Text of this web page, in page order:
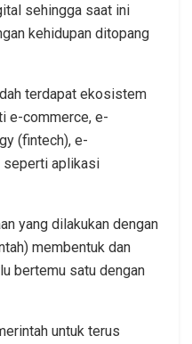
sehingga saat ini
kehidupan ditopang
terdapat ekosistem
e-commerce, e-
(fintech), e-
seperti aplikasi
yang dilakukan dengan
membentuk dan
bertemu satu dengan
untuk terus